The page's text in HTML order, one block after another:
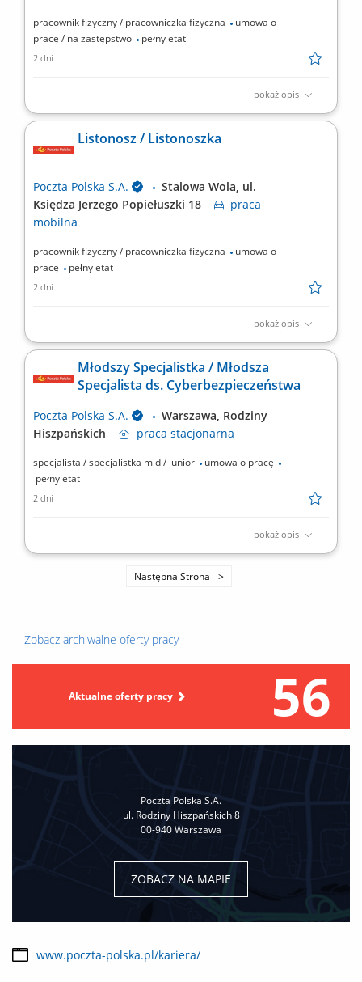
pracownik fizyczny / pracowniczka fizyczna
umowa o
pracę / na zastępstwo
pełny etat
2 dni
pokaż opis
Rodzaj zatrudnienia: umowa o pracę, cały etat, praca od
korespondencji do doręczenia, doręczanie listów, paczek i
Listonosz / Listonoszka
Poczta Polska S.A.
Stalowa Wola, ul.
Księdza Jerzego Popiełuszki 18
praca
mobilna
pracownik fizyczny / pracowniczka fizyczna
umowa o
pracę
pełny etat
2 dni
pokaż opis
Rodzaj zatrudnienia: umowa o pracę, cały etat, praca od
korespondencji do doręczenia, doręczanie listów, paczek i
przekazów pieniężnych, bezpośrednia obsługa klientów, w tym
Młodszy Specjalistka / Młodsza
Specjalista ds. Cyberbezpieczeństwa
Poczta Polska S.A.
Warszawa, Rodziny
Hiszpańskich​
praca stacjonarna
specjalista / specjalistka mid / junior
umowa o pracę
pełny etat
2 dni
pokaż opis
Rodzaj zatrudnienia: umowa o pracę, pełny etat, równoważny
oraz prezentowanie bieżącego stanu infrastruktury IT i usług IT
Następna Strona
Zobacz archiwalne oferty pracy
Aktualne oferty pracy 56
Poczta Polska S.A.
ul. Rodziny Hiszpańskich 8
00-940 Warszawa
ZOBACZ NA MAPIE
www.poczta-polska.pl/kariera/